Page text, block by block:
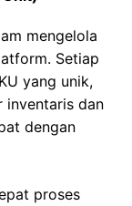
mengelola
Setiap
yang unik,
inventaris dan
dengan
proses